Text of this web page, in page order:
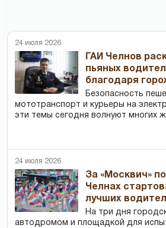
24 июля 2026
ГАИ Челнов
пьяных
благодаря
Безопасность
мототранспорт и курьеры на
эти темы сегодня волнуют многих
24 июля 2026
За «Москвич»
Челнах
лучших
На три дня
автодромом и площадкой для